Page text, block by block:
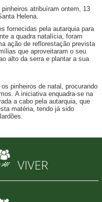
atribuíram ontem, 13
Helena.
fornecidas pela autarquia para
a quadra natalícia, foram
ação de reflorestação prevista
que aproveitaram o seu
alto da serra e plantar a sua
pinheiros de natal, procurando
A iniciativa enquadra-se na
a cabo pela autarquia, que
matéria, tendo já sido
VIVER